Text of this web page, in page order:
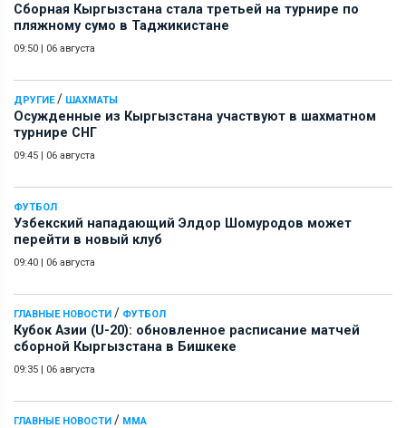
Сборная Кыргызстана стала третьей на турнире по
пляжному сумо в Таджикистане
09:50 | 06 августа
ДРУГИЕ/ ШАХМАТЫ
Осужденные из Кыргызстана участвуют в шахматном
турнире СНГ
09:45 | 06 августа
ФУТБОЛ
Узбекский нападающий Элдор Шомуродов может
перейти в новый клуб
09:40 | 06 августа
ГЛАВНЫЕ НОВОСТИ / ФУТБОЛ
Кубок Азии (U-20): обновленное расписание матчей
сборной Кыргызстана в Бишкеке
09:35 | 06 августа
ГЛАВНЫЕ НОВОСТИ / ММА